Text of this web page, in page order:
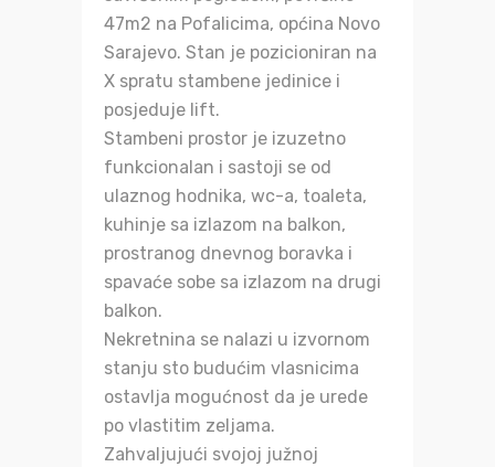
47m2 na Pofalicima, općina Novo
Sarajevo. Stan je pozicioniran na
X spratu stambene jedinice i
posjeduje lift.
Stambeni prostor je izuzetno
funkcionalan i sastoji se od
ulaznog hodnika, wc-a, toaleta,
kuhinje sa izlazom na balkon,
prostranog dnevnog boravka i
spavaće sobe sa izlazom na drugi
balkon.
Nekretnina se nalazi u izvornom
stanju sto budućim vlasnicima
ostavlja mogućnost da je urede
po vlastitim zeljama.
Zahvaljujući svojoj južnoj